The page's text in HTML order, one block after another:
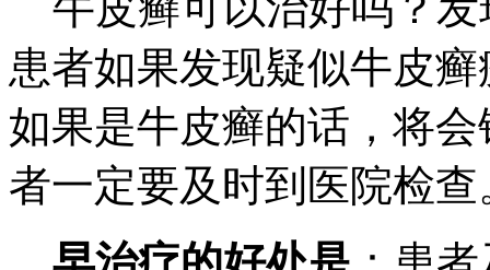
患者如果发现疑似牛皮
如果是牛皮癣的话，将
者一定要及时到医院检查